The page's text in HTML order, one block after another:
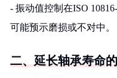
- 振动值控制在ISO
可能预示磨损或不对中。
二、延长轴承寿命